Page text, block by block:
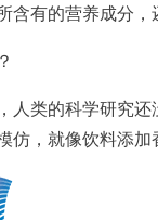
含有的营养成分，
人类的科学研究
仿，就像饮料添加